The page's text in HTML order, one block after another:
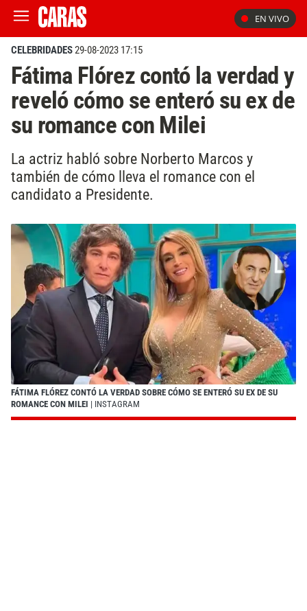
EN VIVO
CELEBRIDADES29-08-2023 17:15
Fátima Flórez contó la verdad y
reveló cómo se enteró su ex de
su romance con Milei
La actriz habló sobre Norberto Marcos y
también de cómo lleva el romance con el
candidato a Presidente.
FÁTIMA FLÓREZ CONTÓ LA VERDAD SOBRE CÓMO SE ENTERÓ SU EX DE SU
ROMANCE CON MILEI | INSTAGRAM